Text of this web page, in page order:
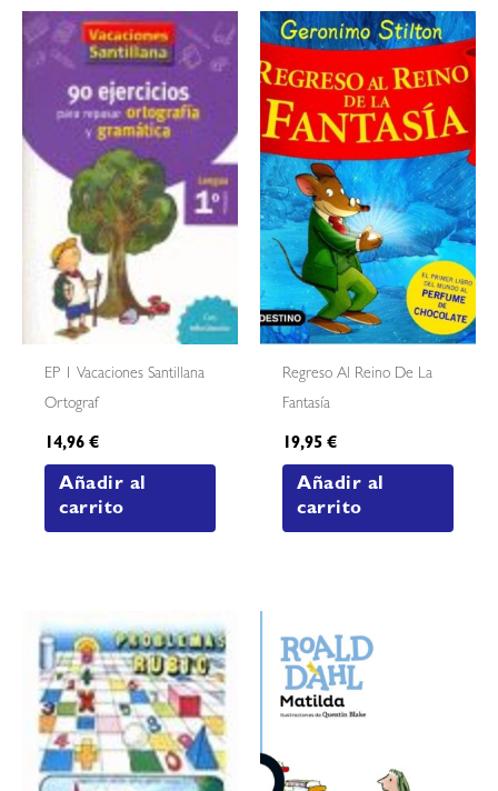
EP 1 Vacaciones Santillana
Ortograf
14,96€
Añadir al
carrito
Regreso Al Reino De La
Fantasía
19,95€
Añadir al
carrito